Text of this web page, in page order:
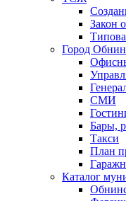
Закон
Город
СМИ
Бары,
Такси
План
Каталог